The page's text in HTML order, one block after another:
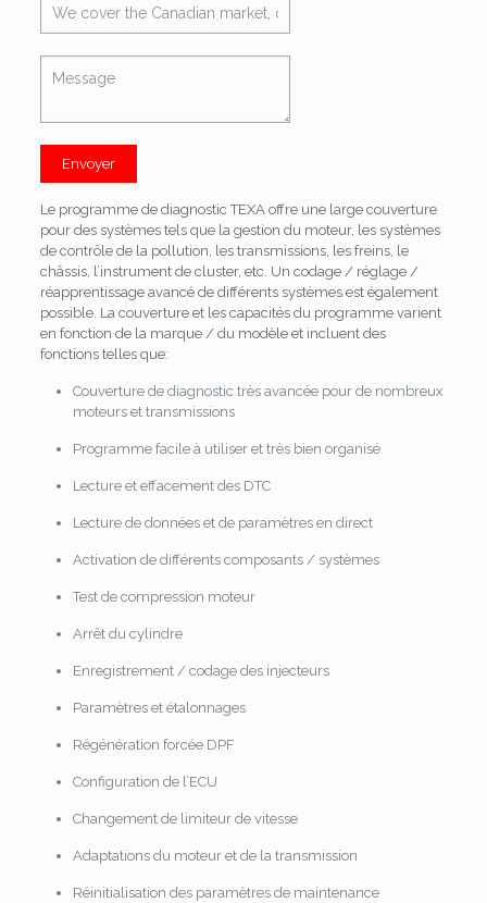
Envoyer
Le programme de diagnostic TEXA offre une large couverture
pour des systèmes tels que la gestion du moteur, les systèmes
de contrôle de la pollution, les transmissions, les freins, le
châssis, l’instrument de cluster, etc. Un codage / réglage /
réapprentissage avancé de différents systèmes est également
possible. La couverture et les capacités du programme varient
en fonction de la marque / du modèle et incluent des
fonctions telles que:
Couverture de diagnostic très avancée pour de nombreux
moteurs et transmissions
Programme facile à utiliser et très bien organisé
Lecture et effacement des DTC
Lecture de données et de paramètres en direct
Activation de différents composants / systèmes
Test de compression moteur
Arrêt du cylindre
Enregistrement / codage des injecteurs
Paramètres et étalonnages
Régénération forcée DPF
Configuration de l’ECU
Changement de limiteur de vitesse
Adaptations du moteur et de la transmission
Réinitialisation des paramètres de maintenance